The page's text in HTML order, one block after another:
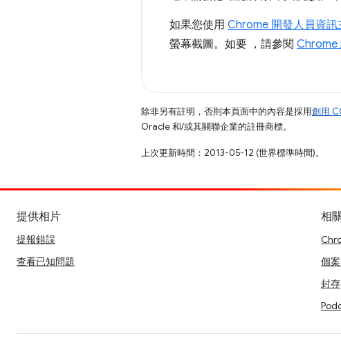
如果您使用 Chrome 開發人員資訊
螢幕截圖。如要 ，請參閱 Chrome
除非另有註明，否則本頁面中的內容是採用創用
Oracle 和/或其關聯企業的註冊商標。
上次更新時間：2013-05-12 (世界標準時間)。
提供相片
提報錯誤
查看已知問題
相
個
封存